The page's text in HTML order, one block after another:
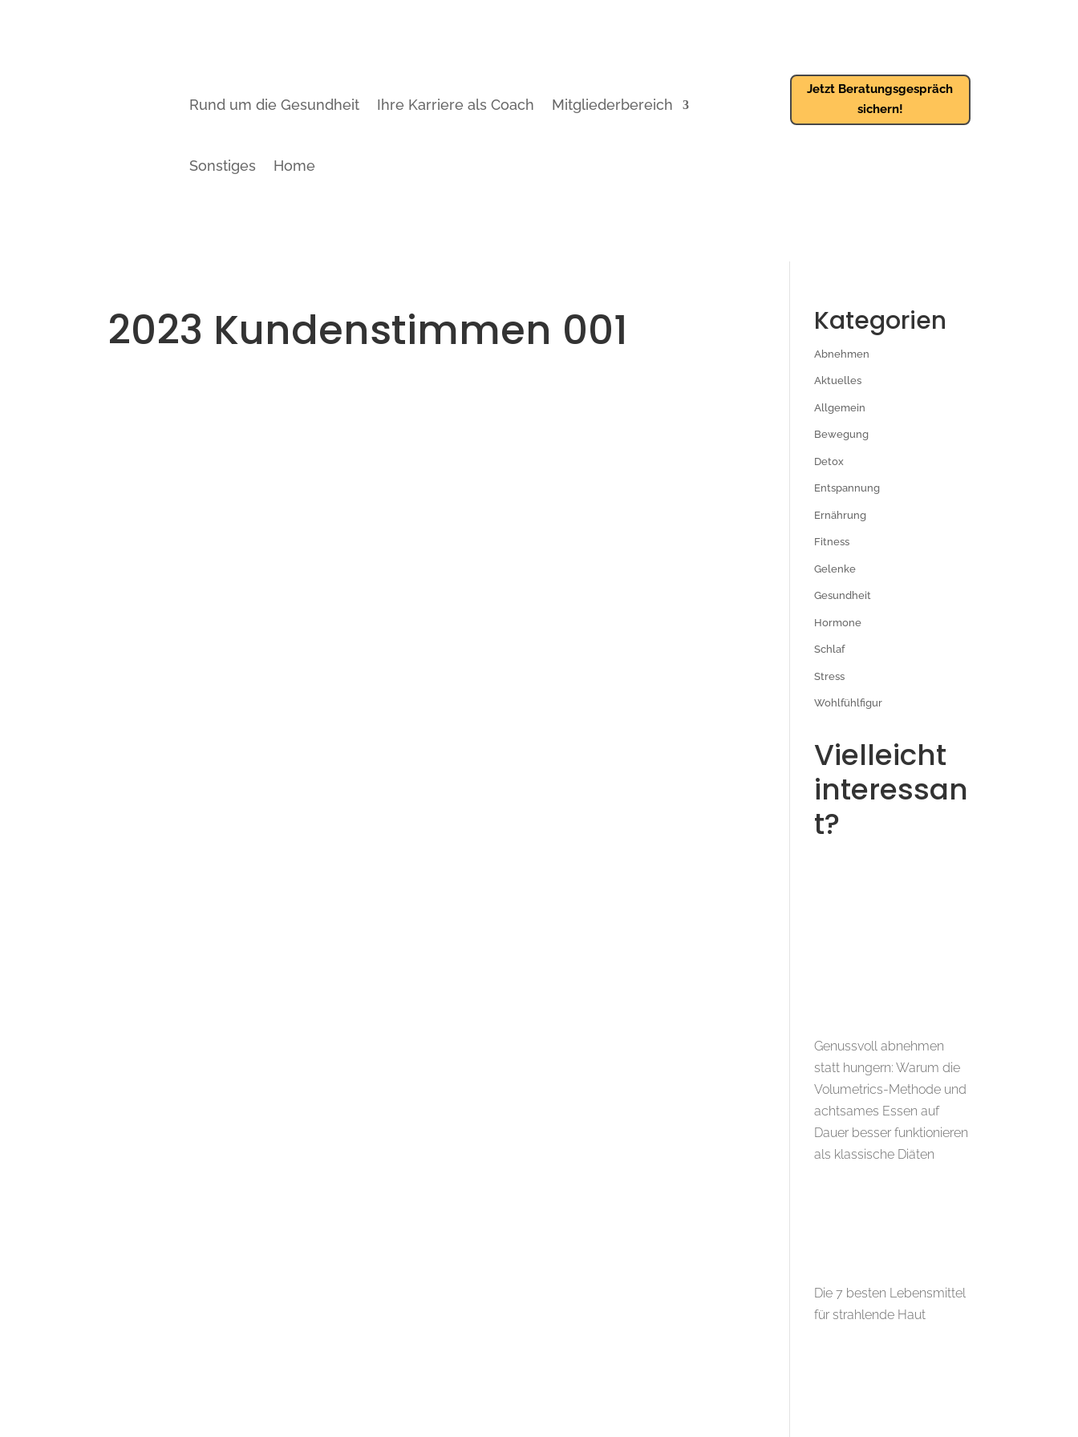
Rund um die Gesundheit Ihre Karriere als Coach Mitgliederbereich
Sonstiges Home
Jetzt Beratungsgespräch
sichern!
2023 Kundenstimmen 001 Kategorien
Abnehmen
Aktuelles
Allgemein
Bewegung
Detox
Entspannung
Ernährung
Fitness
Gelenke
Gesundheit
Hormone
Schlaf
Stress
Wohlfühlfigur
Vielleicht
interessan
t?
Genussvoll abnehmen
statt hungern: Warum die
Volumetrics-Methode und
achtsames Essen auf
Dauer besser funktionieren
als klassische Diäten
Die 7 besten Lebensmittel
für strahlende Haut